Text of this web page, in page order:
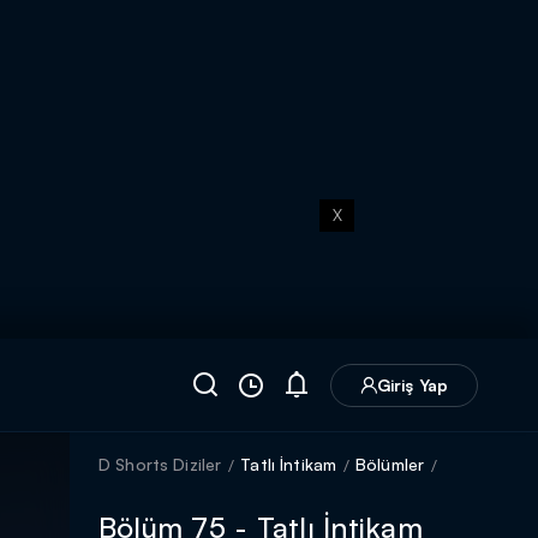
X
Giriş Yap
D Shorts Diziler Tatlı İntikam Bölümler
Bölüm 75 - Tatlı İntikam